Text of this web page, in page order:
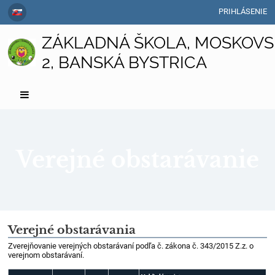
PRIHLÁSENIE
ZÁKLADNÁ ŠKOLA,
2, BANSKÁ BYSTRICA
Verejné
obstarávanie
Verejné obstarávania
Zverejňovanie verejných obstarávaní podľa č. zákona č. 343/2015 Z.z. o
verejnom obstarávaní.